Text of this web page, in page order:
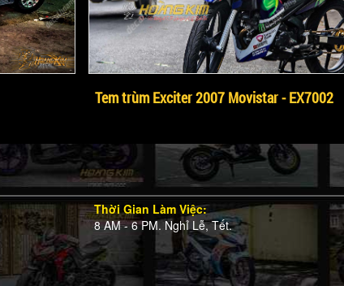
Tem trùm Exciter 2007 Movistar - EX7002
Thời Gian Làm Việc:
8 AM - 6 PM. Nghỉ Lễ, Tết.